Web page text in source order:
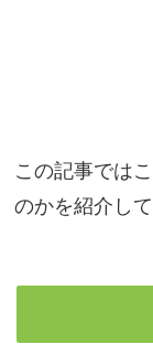
この記事では
のかを紹介して